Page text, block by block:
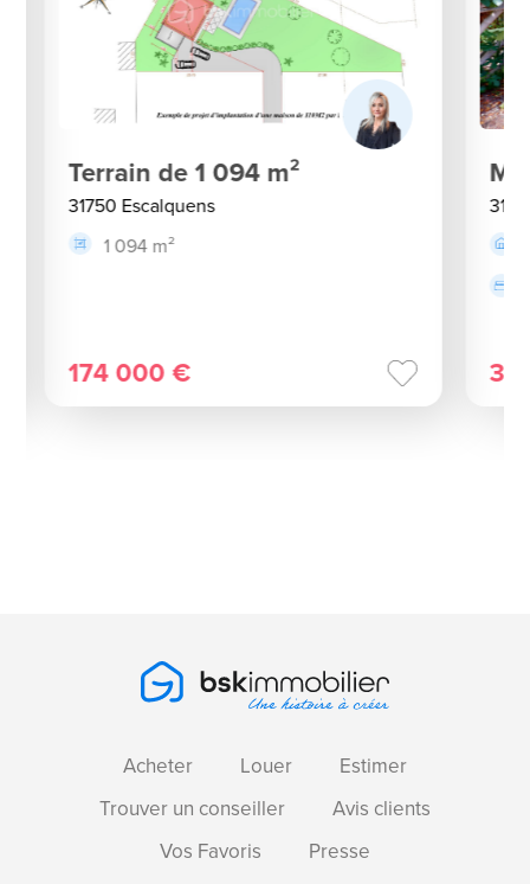
Terrain de 1 094 m²
31750 Escalquens
1 094 m²
174 000 €
Acheter Louer
Estimer
Trouver un conseiller
Avis clients
Vos Favoris
Presse